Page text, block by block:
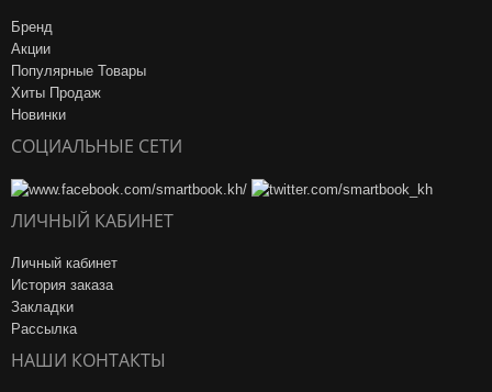
Бренд
Акции
Популярные Товары
Хиты Продаж
Новинки
СОЦИАЛЬНЫЕ СЕТИ
ЛИЧНЫЙ КАБИНЕТ
Личный кабинет
История заказа
Закладки
Рассылка
НАШИ КОНТАКТЫ